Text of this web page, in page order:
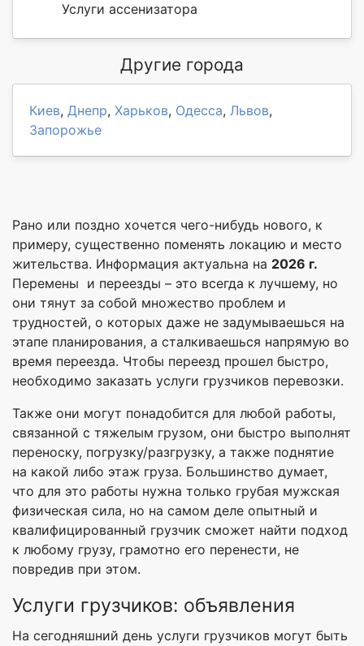
Услуги ассенизатора
Другие города
Киев, Днепр, Харьков, Одесса, Львов,
Запорожье
Рано или поздно хочется чего-нибудь нового, к
примеру, существенно поменять локацию и место
жительства. Информация актуальна на 2026 г.
Перемены и переезды – это всегда к лучшему, но
они тянут за собой множество проблем и
трудностей, о которых даже не задумываешься на
этапе планирования, а сталкиваешься напрямую во
время переезда. Чтобы переезд прошел быстро,
необходимо заказать услуги грузчиков перевозки.
Также они могут понадобится для любой работы,
связанной с тяжелым грузом, они быстро выполнят
переноску, погрузку/разгрузку, а также поднятие
на какой либо этаж груза. Большинство думает,
что для это работы нужна только грубая мужская
физическая сила, но на самом деле опытный и
квалифицированный грузчик сможет найти подход
к любому грузу, грамотно его перенести, не
повредив при этом.
Услуги грузчиков: объявления
На сегодняшний день услуги грузчиков могут быть